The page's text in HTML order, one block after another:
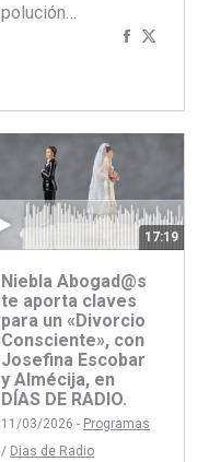
polución…
Compartir
17:19
Niebla Abogad@s
te aporta claves
para un «Divorcio
Consciente», con
Josefina Escobar
y Almécija, en
DÍAS DE RADIO.
11/03/2026 - Programas
/ Dias de Radio